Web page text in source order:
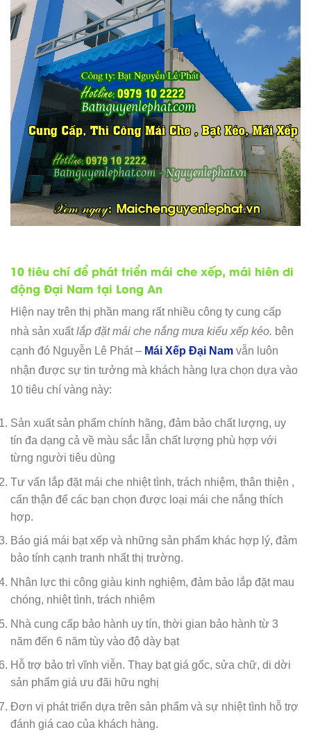
10 tiêu chí để phát triển mái che xếp, mái hiên di
động Đại Nam tại Long An
Hiện nay trên thị phần mang rất nhiều công ty cung cấp
nhà sản xuấtlắp đặt mái che nắng mưa kiểu xếp kéo. bên
cạnh đó Nguyễn Lê Phát – Mái Xếp Đại Nam vẫn luôn
nhận được sự tin tưởng mà khách hàng lựa chọn dựa vào
10 tiêu chí vàng này:
Sản xuất sản phẩm chính hãng, đảm bảo chất lượng, uy
tín đa dạng cả về màu sắc lẫn chất lượng phù hợp với
từng người tiêu dùng
Tư vấn lắp đặt mái che nhiệt tình, trách nhiệm, thân thiện ,
cẩn thận để các bạn chọn được loại mái che nắng thích
hợp.
Báo giá mái bạt xếp và những sản phẩm khác hợp lý, đảm
bảo tính cạnh tranh nhất thị trường.
Nhân lực thi công giàu kinh nghiệm, đảm bảo lắp đặt mau
chóng, nhiệt tình, trách nhiệm
Nhà cung cấp bảo hành uy tín, thời gian bảo hành từ 3
năm đến 6 năm tùy vào độ dày bạt
Hỗ trợ bảo trì vĩnh viễn. Thay bạt giá gốc, sửa chữ, di dời
sản phẩm giá ưu đãi hữu nghị
Đơn vị phát triển dựa trên sản phẩm và sự nhiệt tình hỗ trợ
đánh giá cao của khách hàng.